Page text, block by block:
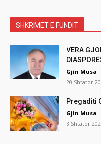
SHKRIMET E FUNDIT
VERA
Gjin Musa
20 Shtator
Pregaditi
Gjin Musa
8 Shtator